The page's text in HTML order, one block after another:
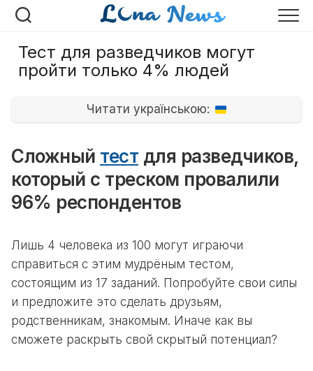
Перейти
Тест для разведчиков могут
пройти только 4% людей
Читати українською:
Сложный тест для разведчиков,
который с треском провалили
96% респондентов
Лишь 4 человека из 100 могут играючи
справиться с этим мудрёным тестом,
состоящим из 17 заданий. Попробуйте свои силы
и предложите это сделать друзьям,
родственникам, знакомым. Иначе как вы
сможете раскрыть свой скрытый потенциал?